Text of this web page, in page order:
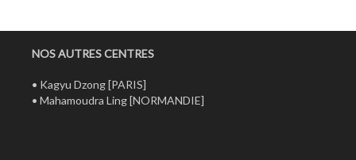
NOS AUTRES CENTRES
• Kagyu Dzong[PARIS]
• Mahamoudra Ling[NORMANDIE]